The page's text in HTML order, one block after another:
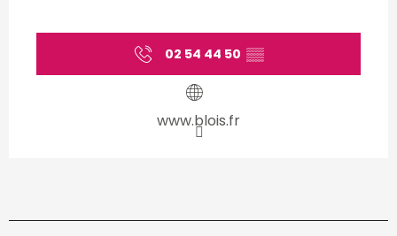
02 54 44 50 ▒▒
www.blois.fr